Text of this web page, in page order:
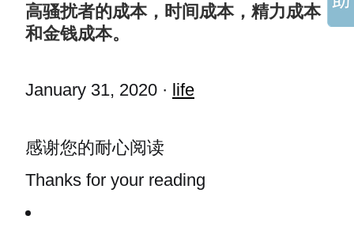
高骚扰者的成本，时间成本，精力成本
和金钱成本。
January 31, 2020 · life
感谢您的耐心阅读
Thanks for your reading